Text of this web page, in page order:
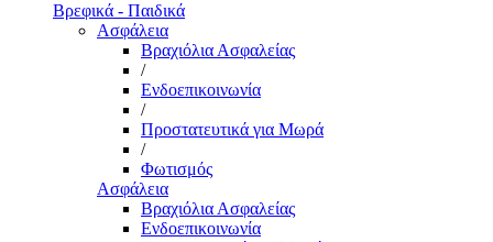
Βρεφικά - Παιδικά
Ασφάλεια
Βραχιόλια Ασφαλείας
/
Ενδοεπικοινωνία
/
Προστατευτικά για Μωρά
/
Φωτισμός
Ασφάλεια
Βραχιόλια Ασφαλείας
Ενδοεπικοινωνία